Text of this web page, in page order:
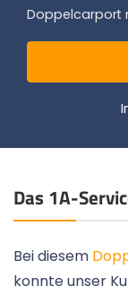
Doppelcarport
Das 1A-
Bei diesem
konnte unser